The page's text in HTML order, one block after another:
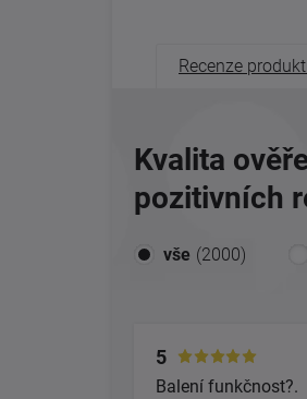
Recenze
Kvalita
pozitivních
vše (2000)
5
Balení funkčnost?.